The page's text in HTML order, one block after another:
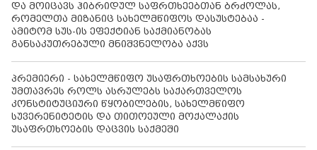
და მოიცავს ჰიბრიდულ საფრთხეებთან ბრძოლას,
რომელთა მიზანიც სახელმწიფოს დასუსტებაა -
ამიტომ სუს-ის ეფექტიან საქმიანობას
განსაკუთრებული მნიშვნელობა აქვს
პრემიერი - სახელმწიფო უსაფრთხოების სამსახური
უმთავრეს როლს ასრულებს საქართველოს
კონსტიტუციური წყობილების, სახელმწიფო
სუვერენიტეტის და თითოეული მოქალაქის
უსაფრთხოების დაცვის საქმეში